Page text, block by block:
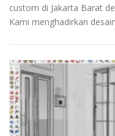
custom di Jakarta Barat
Kami menghadirkan